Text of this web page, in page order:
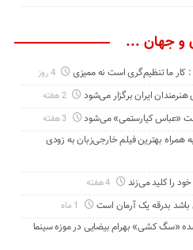
و جهان ...
کار ما تنظیم‌گری است نه ممیزی 4 روز
ایران برگزار می‌شود 2 هفته
«عباس کیارستمی» می‌شود 3 هفته
بهترین فیلم خارجی‌زبان به زودی
را کلید می‌زند
باشد بدرقه یک آرمان است
«سگ کشی» بهرام بیضایی در موزه سینما